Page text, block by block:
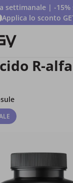
settimanale | -
Applica lo sconto
R-